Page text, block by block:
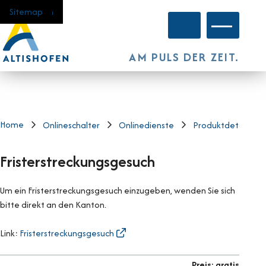
Navigieren in Altishofen
Schnellnavigation
Home
Navigation
Inhalt
Suche
Sitemap
AM PULS DER ZEIT.
Home Onlineschalter Onlinedienste Produktdetails
Fristerstreckungsgesuch
Um ein Fristerstreckungsgesuch einzugeben, wenden Sie sich
bitte direkt an den Kanton.
Link: Fristerstreckungsgesuch